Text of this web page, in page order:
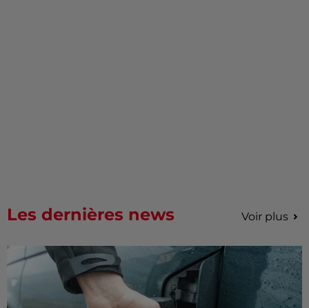
Les dernières news Voir plus